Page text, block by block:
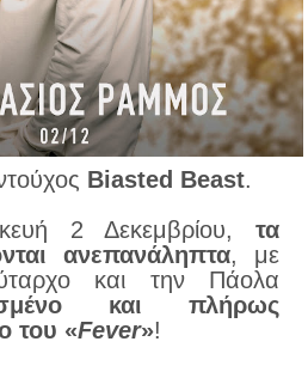
Biasted Beast.
2 Δεκεμβρίου, τα
ανεπανάληπτα, με
και την Πάολα
και πλήρως
του «Fever»!